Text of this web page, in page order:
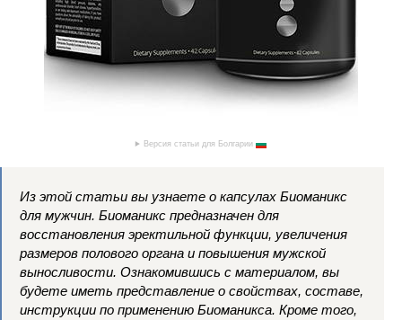
Версия статьи для Болгарии
Из этой статьи вы узнаете о капсулах Биоманикс
для мужчин. Биоманикс предназначен для
восстановления эректильной функции, увеличения
размеров полового органа и повышения мужской
выносливости. Ознакомившись с материалом, вы
будете иметь представление о свойствах, составе,
инструкции по применению Биоманикса. Кроме того,